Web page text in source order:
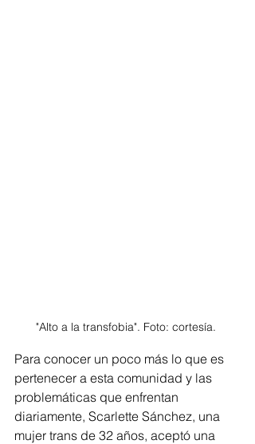
"Alto a la transfobia". Foto: cortesía.
Para conocer un poco más lo que es
pertenecer a esta comunidad y las
problemáticas que enfrentan
diariamente, Scarlette Sánchez, una
mujer trans de 32 años, aceptó una